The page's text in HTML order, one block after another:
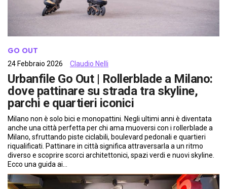
GO OUT
24 Febbraio 2026 Claudio Nelli
Urbanfile Go Out | Rollerblade a Milano:
dove pattinare su strada tra skyline,
parchi e quartieri iconici
Milano non è solo bici e monopattini. Negli ultimi anni è diventata
anche una città perfetta per chi ama muoversi con i rollerblade a
Milano, sfruttando piste ciclabili, boulevard pedonali e quartieri
riqualificati. Pattinare in città significa attraversarla a un ritmo
diverso e scoprire scorci architettonici, spazi verdi e nuovi skyline.
Ecco una guida ai…